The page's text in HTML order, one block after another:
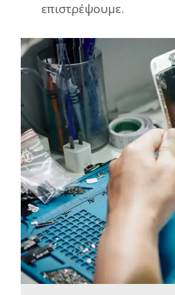
επιστρέψουμε.